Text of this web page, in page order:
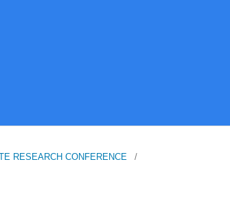
RESEARCH CONFERENCE
/